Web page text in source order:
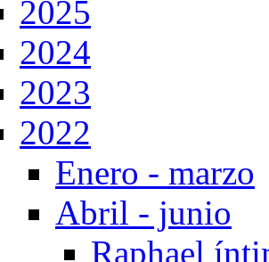
2025
2024
2023
2022
Enero - marzo
Abril - junio
Raphael